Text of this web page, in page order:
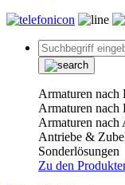
Armaturen nach
Armaturen nach
Armaturen nach
Antriebe &
Sonderlösungen
Zu den